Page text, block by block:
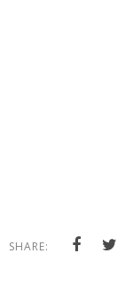
SHARE: